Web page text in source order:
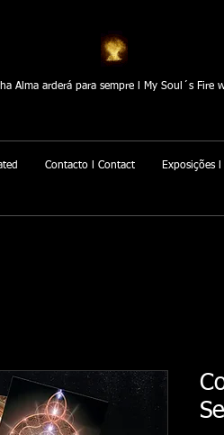
Alma arderá para sempre l My Soul´s Fire
Contacto l Contact Exposições